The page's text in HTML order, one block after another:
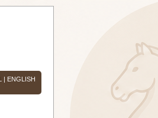
| ENGLISH